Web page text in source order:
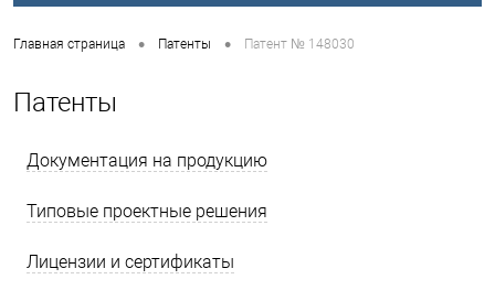
Главная страница • Патенты • Патент № 148030
Патенты
Документация на продукцию
Типовые проектные решения
Лицензии и сертификаты